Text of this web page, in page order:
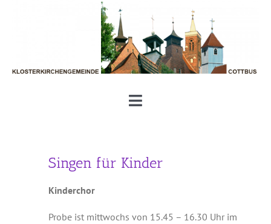
Toggle
Aktuelles und Termine
Gottesdienste und Gemeinde
Singen für Kinder
Kinderchor
Probe ist mittwochs von 15.45 – 16.30 Uhr im